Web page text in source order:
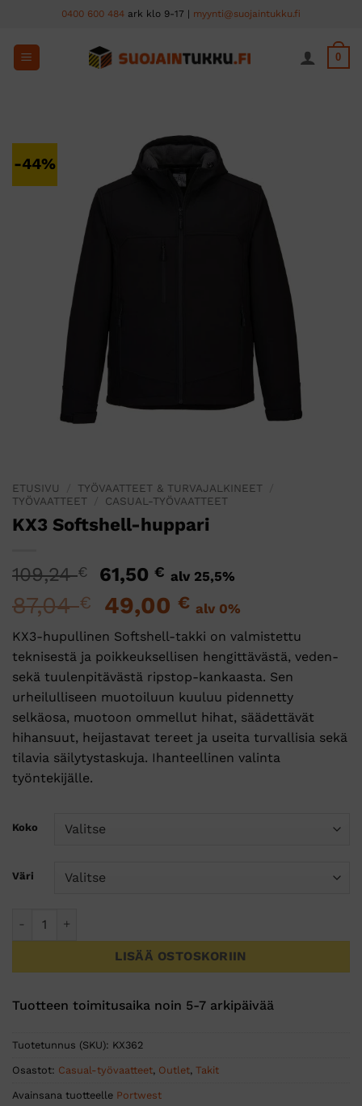
content
0400 600 484 ark klo 9-17 | myynti@suojaintukku.fi
0
-44%
ETUSIVU TYÖVAATTEET & TURVAJALKINEET
TYÖVAATTEET
CASUAL-TYÖVAATTEET
KX3 Softshell-huppari
109,24€
Alkuperäinen
hinta
oli:
109,24 €.
61,50€ Nykyinen
hinta
on:
61,50 €.
alv 25,5%
87,04€
Alkuperäinen
hinta
oli:
87,04 €.
49,00 €Nykyinen
on:
49,00 €.
alv 0%
KX3-hupullinen Softshell-takki on valmistettu
teknisestä ja poikkeuksellisen hengittävästä, veden-
sekä tuulenpitävästä ripstop-kankaasta. Sen
urheilulliseen muotoiluun kuuluu pidennetty
selkäosa, muotoon ommellut hihat, säädettävät
hihansuut, heijastavat tereet ja useita turvallisia sekä
tilavia säilytystaskuja. Ihanteellinen valinta
työntekijälle.
Koko
Väri
LISÄÄ OSTOSKORIIN
Tuotteen toimitusaika noin 5-7 arkipäivää
Tuotetunnus (SKU): KX362
Osastot: Casual-työvaatteet, Outlet, Takit
Avainsana tuotteelle Portwest